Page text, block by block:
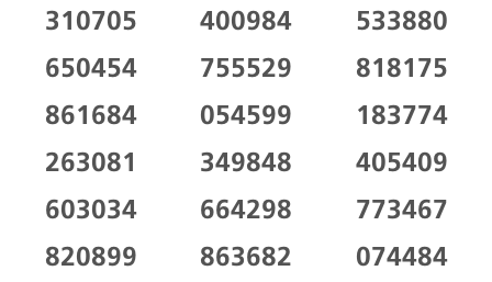
310705
400984
533880
650454
755529
818175
861684
054599
183774
263081
349848
405409
603034
664298
773467
820899
863682
074484